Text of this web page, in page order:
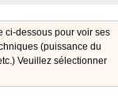
ci-dessous pour voir ses
(puissance du
Veuillez sélectionner